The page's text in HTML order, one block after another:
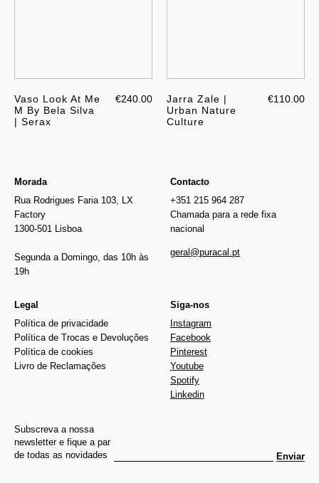
Vaso Look At Me
M By Bela Silva
| Serax
€240.00
Jarra Zale |
Urban Nature
Culture
€110.00
Morada
Rua Rodrigues Faria 103, LX
Factory
1300-501 Lisboa
Segunda a Domingo, das 10h às
19h
Contacto
+351 215 964 287
Chamada para a rede fixa
nacional
geral@puracal.pt
Legal
Política de privacidade
Política de Trocas e Devoluções
Política de cookies
Livro de Reclamações
Siga-nos
Instagram
Facebook
Pinterest
Youtube
Spotify
Linkedin
Subscreva a nossa
newsletter e fique a par
de todas as novidades
Enviar